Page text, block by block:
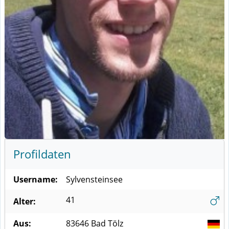
Profildaten
Username:
Sylvensteinsee
Alter:
41
Aus: 83646 Bad Tölz